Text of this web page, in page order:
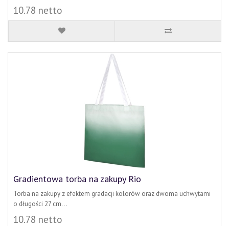
10.78 netto
Gradientowa torba na zakupy Rio
Torba na zakupy z efektem gradacji kolorów oraz dwoma uchwytami
o długości 27 cm...
10.78 netto